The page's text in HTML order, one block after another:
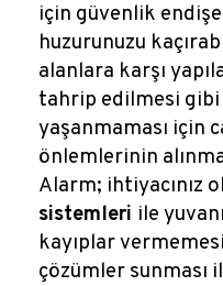
için güvenlik
huzurunuzu
alanlara karşı
tahrip edilmesi
yaşanmaması için
önlemlerinin
Alarm; ihtiyacınız
sistemleri ile
kayıplar
çözümler sunması